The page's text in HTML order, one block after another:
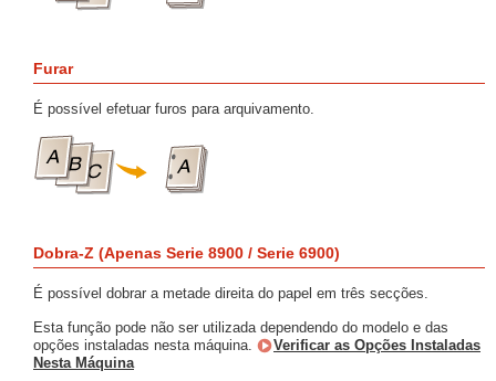
Furar
É possível efetuar furos para arquivamento.
Dobra-Z (Apenas Serie 8900 / Serie 6900)
É possível dobrar a metade direita do papel em três secções.
Esta função pode não ser utilizada dependendo do modelo e das
opções instaladas nesta máquina.
Verificar as Opções Instaladas
Nesta Máquina